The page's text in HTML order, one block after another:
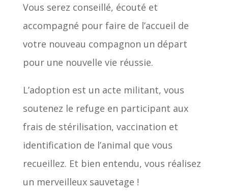
Vous serez conseillé, écouté et
accompagné pour faire de l’accueil de
votre nouveau compagnon un départ
pour une nouvelle vie réussie.
L’adoption est un acte militant, vous
soutenez le refuge en participant aux
frais de stérilisation, vaccination et
identification de l’animal que vous
recueillez. Et bien entendu, vous réalisez
un merveilleux sauvetage !